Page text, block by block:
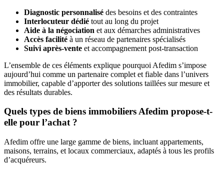
Diagnostic personnalisé des besoins et des contraintes
Interlocuteur dédié tout au long du projet
Aide à la négociation et aux démarches administratives
Accès facilité à un réseau de partenaires spécialisés
Suivi après-vente et accompagnement post-transaction
L’ensemble de ces éléments explique pourquoi Afedim s’impose
aujourd’hui comme un partenaire complet et fiable dans l’univers
immobilier, capable d’apporter des solutions taillées sur mesure et
des résultats durables.
Quels types de biens immobiliers Afedim propose-t-
elle pour l’achat ?
Afedim offre une large gamme de biens, incluant appartements,
maisons, terrains, et locaux commerciaux, adaptés à tous les profils
d’acquéreurs.